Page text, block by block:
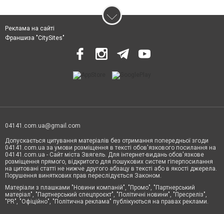
Реклама на сайті
Франшиза "CitySites"
04141.com.ua@gmail.com
Допускається цитування матеріалів без отримання попередньої згоди
04141.com.ua за умови розміщення в тексті обов'язкового посилання на
04141.com.ua - Сайт міста Звягель. Для інтернет-видань обов'язкове
розміщення прямого, відкритого для пошукових систем гіперпосилання
на цитовані статті не нижче другого абзацу в тексті або в якості джерела.
Порушення виняткових прав переслідується Законом.
Матеріали з плашками "Новини компаній", "Промо", "Партнерський
матеріал", "Партнерський спецпроєкт", "Політичні новини", "Пресреліз",
"PR", "Офіційно", "Політична реклама" публікуються на правах реклами.